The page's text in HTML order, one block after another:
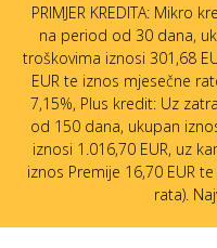
PRIMJER KREDITA: Mikro
na period od 30 dana,
troškovima iznosi 301,68
EUR te iznos mjesečne
7,15%, Plus kredit: Uz
od 150 dana, ukupan
iznosi 1.016,70 EUR, uz
iznos Premije 16,70 EUR
rata).